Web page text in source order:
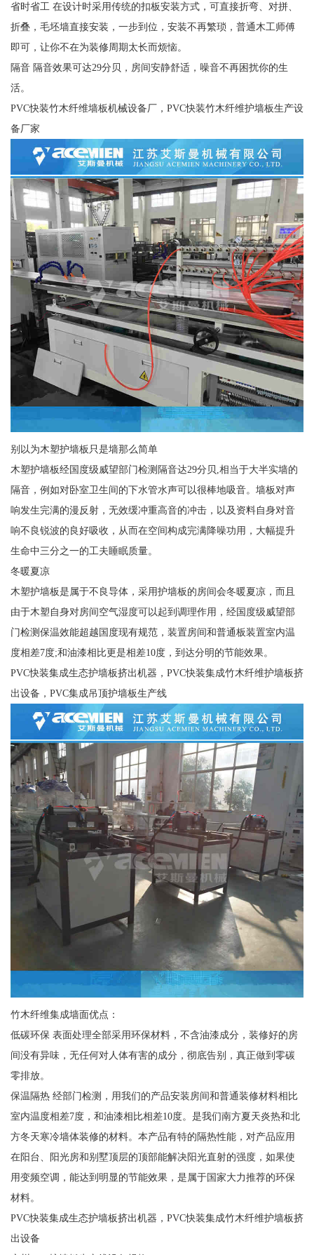
省时省工 在设计时采用传统的扣板安装方式，可直接折弯、对拼、
折叠，毛坯墙直接安装，一步到位，安装不再繁琐，普通木工师傅
即可，让你不在为装修周期太长而烦恼。
隔音 隔音效果可达29分贝，房间安静舒适，噪音不再困扰你的生
活。
PVC快装竹木纤维墙板机械设备厂，PVC快装竹木纤维护墙板生产设
备厂家
别以为木塑护墙板只是墙那么简单
木塑护墙板经国度级威望部门检测隔音达29分贝,相当于大半实墙的
隔音，例如对卧室卫生间的下水管水声可以很棒地吸音。墙板对声
响发生完满的漫反射，无效缓冲重高音的冲击，以及资料自身对音
响不良锐波的良好吸收，从而在空间构成完满降噪功用，大幅提升
生命中三分之一的工夫睡眠质量。
冬暖夏凉
木塑护墙板是属于不良导体，采用护墙板的房间会冬暖夏凉，而且
由于木塑自身对房间空气湿度可以起到调理作用，经国度级威望部
门检测保温效能超越国度现有规范，装置房间和普通板装置室内温
度相差7度;和油漆相比更是相差10度，到达分明的节能效果。
PVC快装集成生态护墙板挤出机器，PVC快装集成竹木纤维护墙板挤
出设备，PVC集成吊顶护墙板生产线
竹木纤维集成墙面优点：
低碳环保 表面处理全部采用环保材料，不含油漆成分，装修好的房
间没有异味，无任何对人体有害的成分，彻底告别，真正做到零碳
零排放。
保温隔热 经部门检测，用我们的产品安装房间和普通装修材料相比
室内温度相差7度，和油漆相比相差10度。是我们南方夏天炎热和北
方冬天寒冷墙体装修的材料。本产品有特的隔热性能，对产品应用
在阳台、阳光房和别墅顶层的顶部能解决阳光直射的强度，如果使
用变频空调，能达到明显的节能效果，是属于国家大力推荐的环保
材料。
PVC快装集成生态护墙板挤出机器，PVC快装集成竹木纤维护墙板挤
出设备